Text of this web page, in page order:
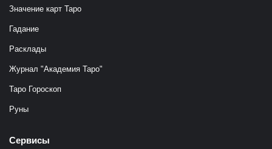
Значение карт Таро
Гадание
Расклады
Журнал "Академия Таро"
Таро Гороскоп
Руны
Сервисы